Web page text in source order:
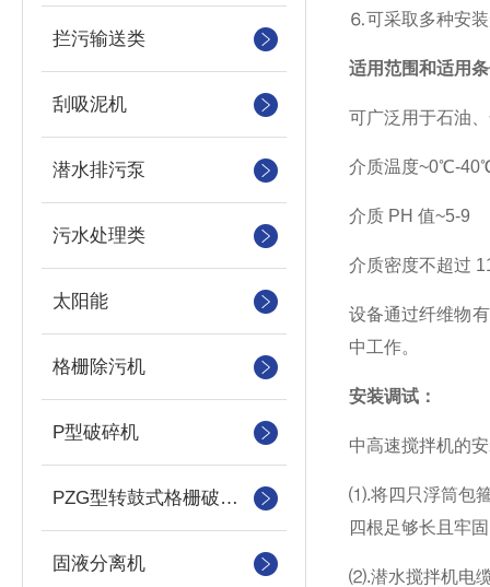
拦污输送类
刮吸泥机
潜水排污泵
污水处理类
太阳能
格栅除污机
P型破碎机
PZG型转鼓式格栅破碎机
固液分离机
⒍可采取多种安
适用范围和适用
可广泛用于石油
介质温度~0℃-40
介质 PH 值~5-9
介质密度不超过
设备通过纤维物
中工作。
安装调试：
中高速搅拌机的
⑴.将四只浮筒包
四根足够长且牢
⑵.潜水搅拌机电